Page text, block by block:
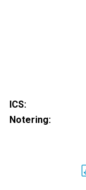
ICS:
Notering: